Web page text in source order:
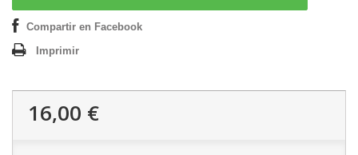
Compartir en Facebook
Imprimir
16,00 €